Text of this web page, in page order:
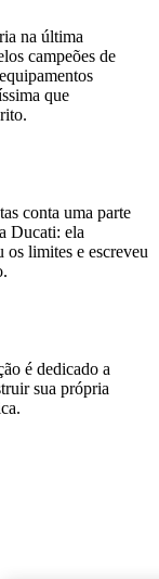
na última
campeões de
que
conta uma parte
Ducati: ela
os limites e escreveu
é dedicado a
sua própria